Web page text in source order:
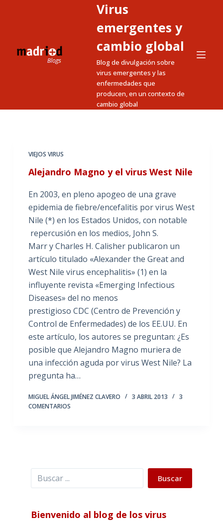
Virus
emergentes y
cambio global
Blog de divulgación sobre
virus emergentes y las
enfermedades que
producen, en un contexto de
cambio global
VIEJOS VIRUS
Alejandro Magno y el virus West Nile
En 2003, en pleno apogeo de una grave
epidemia de fiebre/encefalitis por virus West
Nile (*) en los Estados Unidos, con notable
repercusión en los medios, John S.
Marr y Charles H. Calisher publicaron un
artículo titulado «Alexander the Great and
West Nile virus encephalitis» (1) en la
influyente revista «Emerging Infectious
Diseases» del no menos
prestigioso CDC (Centro de Prevención y
Control de Enfermedades) de los EE.UU. En
este artículo, los autores se preguntan: ¿Es
posible que Alejandro Magno muriera de
una infección aguda por virus West Nile? La
pregunta ha…
MIGUEL ÁNGEL JIMÉNEZ CLAVERO 3 ABRIL 2013
3
COMENTARIOS
Buscar Buscar
Bienvenido al blog de los virus